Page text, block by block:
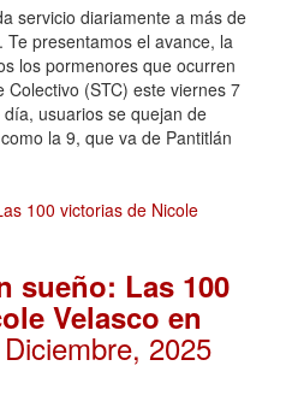
servicio diariamente a más de
presentamos el avance, la
los pormenores que ocurren
(STC) este viernes 7
usuarios se quejan de
la 9, que va de Pantitlán
sueño: Las 100
Velasco en
2025